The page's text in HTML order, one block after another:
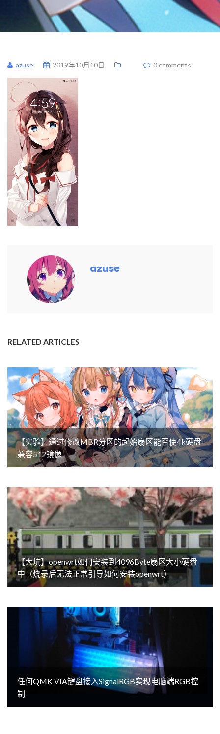
azuse 2019年10月10日 0 comments
azuse
RELATED ARTICLES
【实验】通过修改MBR分区的起始扇区能否使4k硬盘
兼容512镜像
【大坑】openwrt如何安装到4096Byte扇区大小硬盘
中（烧录后无法正常引导如何安装openwrt）
任何QMK VIA键盘接入SignalRGB实现电脑端RGB控
制